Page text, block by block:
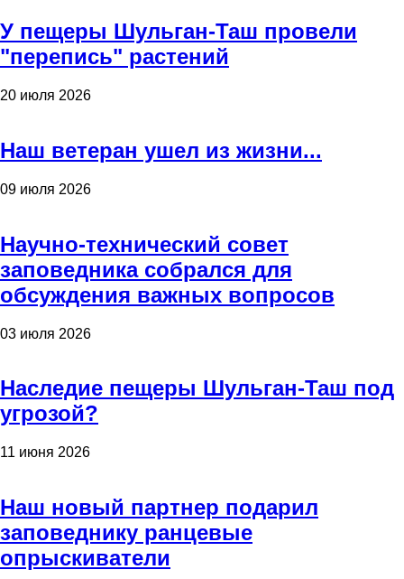
У пещеры Шульган-Таш провели
"перепись" растений
20 июля 2026
Наш ветеран ушел из жизни...
09 июля 2026
Научно-технический совет
заповедника собрался для
обсуждения важных вопросов
03 июля 2026
Наследие пещеры Шульган-Таш под
угрозой?
11 июня 2026
Наш новый партнер подарил
заповеднику ранцевые
опрыскиватели